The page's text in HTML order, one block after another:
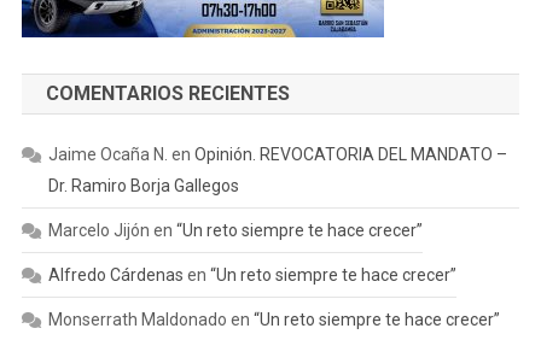
COMENTARIOS RECIENTES
Jaime Ocaña N. en Opinión. REVOCATORIA DEL MANDATO –
Dr. Ramiro Borja Gallegos
Marcelo Jijón en “Un reto siempre te hace crecer”
Alfredo Cárdenas en “Un reto siempre te hace crecer”
Monserrath Maldonado en “Un reto siempre te hace crecer”